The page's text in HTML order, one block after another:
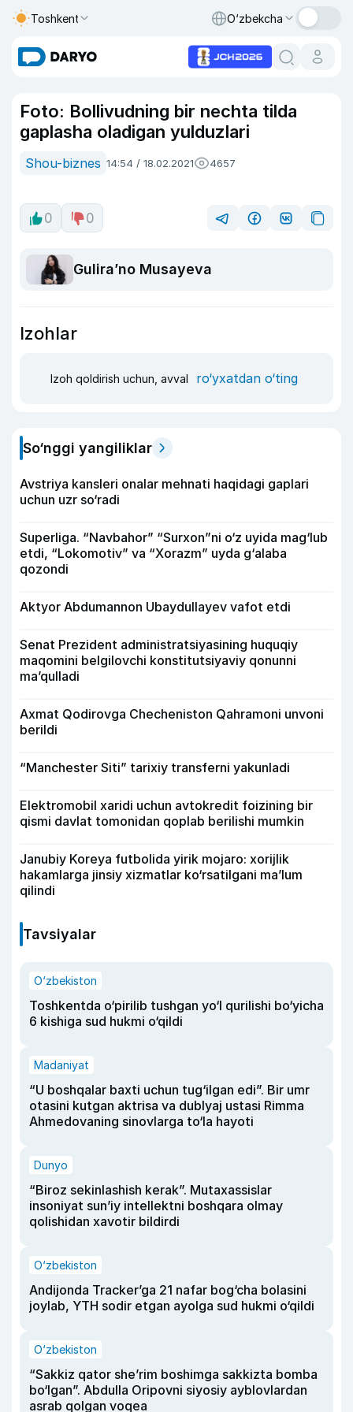
Toshkent O‘zbekcha
Foto: Bollivudning bir nechta tilda
gaplasha oladigan yulduzlari
Shou-biznes 14:54 / 18.02.2021 4657
0 0
Guliraʼno Musayeva
Izohlar
Izoh qoldirish uchun, avval ro‘yxatdan o‘ting
So‘nggi yangiliklar
Avstriya kansleri onalar mehnati haqidagi gaplari
uchun uzr so‘radi
Superliga. “Navbahor” “Surxon”ni o‘z uyida mag‘lub
etdi, “Lokomotiv” va “Xorazm” uyda g‘alaba
qozondi
Aktyor Abdu­mannon Ubaydullayev vafot etdi
Senat Prezident administratsiyasining huquqiy
maqomini belgilovchi konstitutsiyaviy qonunni
ma’qulladi
Axmat Qodirovga Checheniston Qahramoni unvoni
berildi
“Manchester Siti” tarixiy transferni yakunladi
Elektromobil xaridi uchun avtokredit foizining bir
qismi davlat tomonidan qoplab berilishi mumkin
Janubiy Koreya futbolida yirik mojaro: xorijlik
hakamlarga jinsiy xizmatlar ko‘rsatilgani ma’lum
qilindi
Tavsiyalar
O‘zbekiston
Toshkentda o‘pirilib tushgan yo‘l qurilishi bo‘yicha
6 kishiga sud hukmi o‘qildi
Madaniyat
“U boshqalar baxti uchun tug‘ilgan edi”. Bir umr
otasini kutgan aktrisa va dublyaj ustasi Rimma
Ahmedovaning sinovlarga to‘la hayoti
Dunyo
“Biroz sekinlashish kerak”. Mutaxassislar
insoniyat sun’iy intellektni boshqara olmay
qolishidan xavotir bildirdi
O‘zbekiston
Andijonda Tracker’ga 21 nafar bog‘cha bolasini
joylab, YTH sodir etgan ayolga sud hukmi o‘qildi
O‘zbekiston
“Sakkiz qator she’rim boshimga sakkizta bomba
bo‘lgan”. Abdulla Oripovni siyosiy ayblovlardan
asrab qolgan voqea